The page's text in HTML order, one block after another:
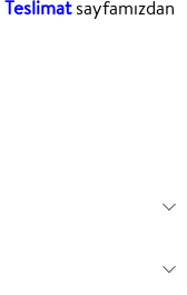
Teslimatsayfamızdan